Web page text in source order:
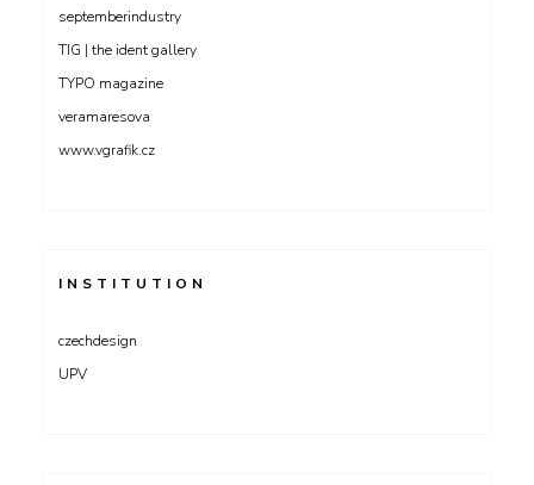
septemberindustry
TIG | the ident gallery
TYPO magazine
veramaresova
www.vgrafik.cz
INSTITUTION
czechdesign
UPV